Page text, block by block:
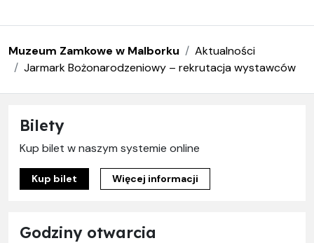
Muzeum Zamkowe w Malborku
Aktualności
Jarmark Bożonarodzeniowy – rekrutacja wystawców
Bilety
Kup bilet w naszym systemie online
Kup bilet Więcej informacji
Godziny otwarcia